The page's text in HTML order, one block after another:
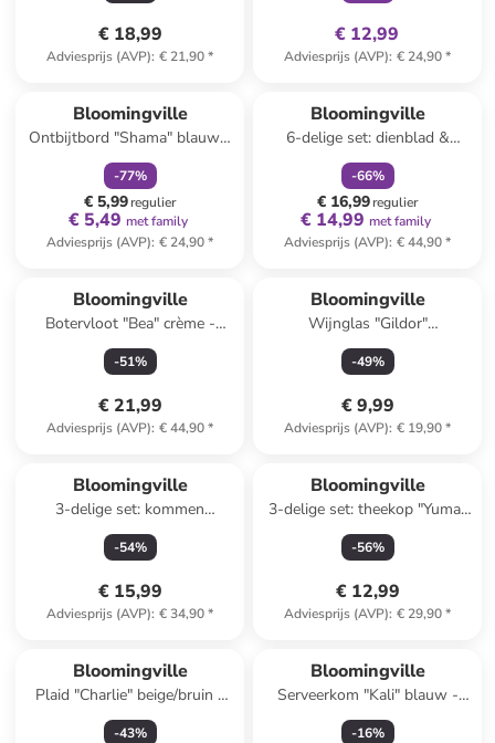
€ 18,99
Adviesprijs (AVP): € 21,90*
€ 12,99
Adviesprijs (AVP): € 24,90*
Bloomingville
Ontbijtbord "Shama" blauw -
Ø 20,5 cm
-77%
€ 5,99regulier
€ 5,49 met family
Adviesprijs (AVP): € 24,90*
Bloomingville
6-delige set: dienblad &
decoratie "Sanga"
goudkleurig-
(B)22x(H)21x(D)22cm
-66%
€ 16,99regulier
€ 14,99 met family
Adviesprijs (AVP): € 44,90*
Bloomingville
Botervloot "Bea" crème -
(H)10 x Ø 15 cm
-51%
€ 21,99
Adviesprijs (AVP): € 44,90*
Bloomingville
Wijnglas "Gildor"
transparant/lichtbruin/groen -
490 ml
-49%
€ 9,99
Adviesprijs (AVP): € 19,90*
Bloomingville
3-delige set: kommen
"Primrose" beige - 250 ml
-54%
€ 15,99
Adviesprijs (AVP): € 34,90*
Bloomingville
3-delige set: theekop "Yuma"
beige/wit - 250 ml
-56%
€ 12,99
Adviesprijs (AVP): € 29,90*
Bloomingville
Plaid "Charlie" beige/bruin -
(L)160 x (B)130 cm
-43%
Bloomingville
Serveerkom "Kali" blauw -
(H)9,5 x Ø 9,5 cm
-16%